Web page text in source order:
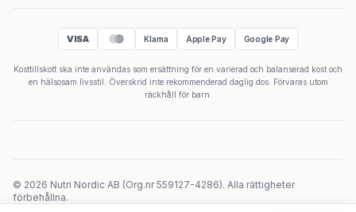
VISA Klarna Apple Pay Google Pay
Kosttillskott ska inte användas som ersättning för en varierad och balanserad kost och
en hälsosam livsstil. Överskrid inte rekommenderad daglig dos. Förvaras utom
räckhåll för barn.
© 2026 Nutri Nordic AB (Org.nr 559127-4286). Alla rättigheter
förbehållna.